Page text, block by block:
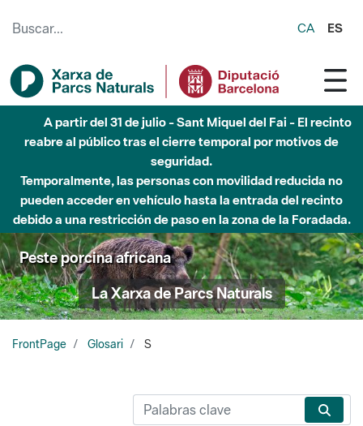
CA ES
A partir del 31 de julio - Sant Miquel del Fai - El recinto
reabre al público tras el cierre temporal por motivos de
seguridad.
Temporalmente, las personas con movilidad reducida no
pueden acceder en vehículo hasta la entrada del recinto
debido a una restricción de paso en la zona de la Foradada.
Peste porcina africana
La Xarxa de Parcs Naturals
FrontPage Glosari S